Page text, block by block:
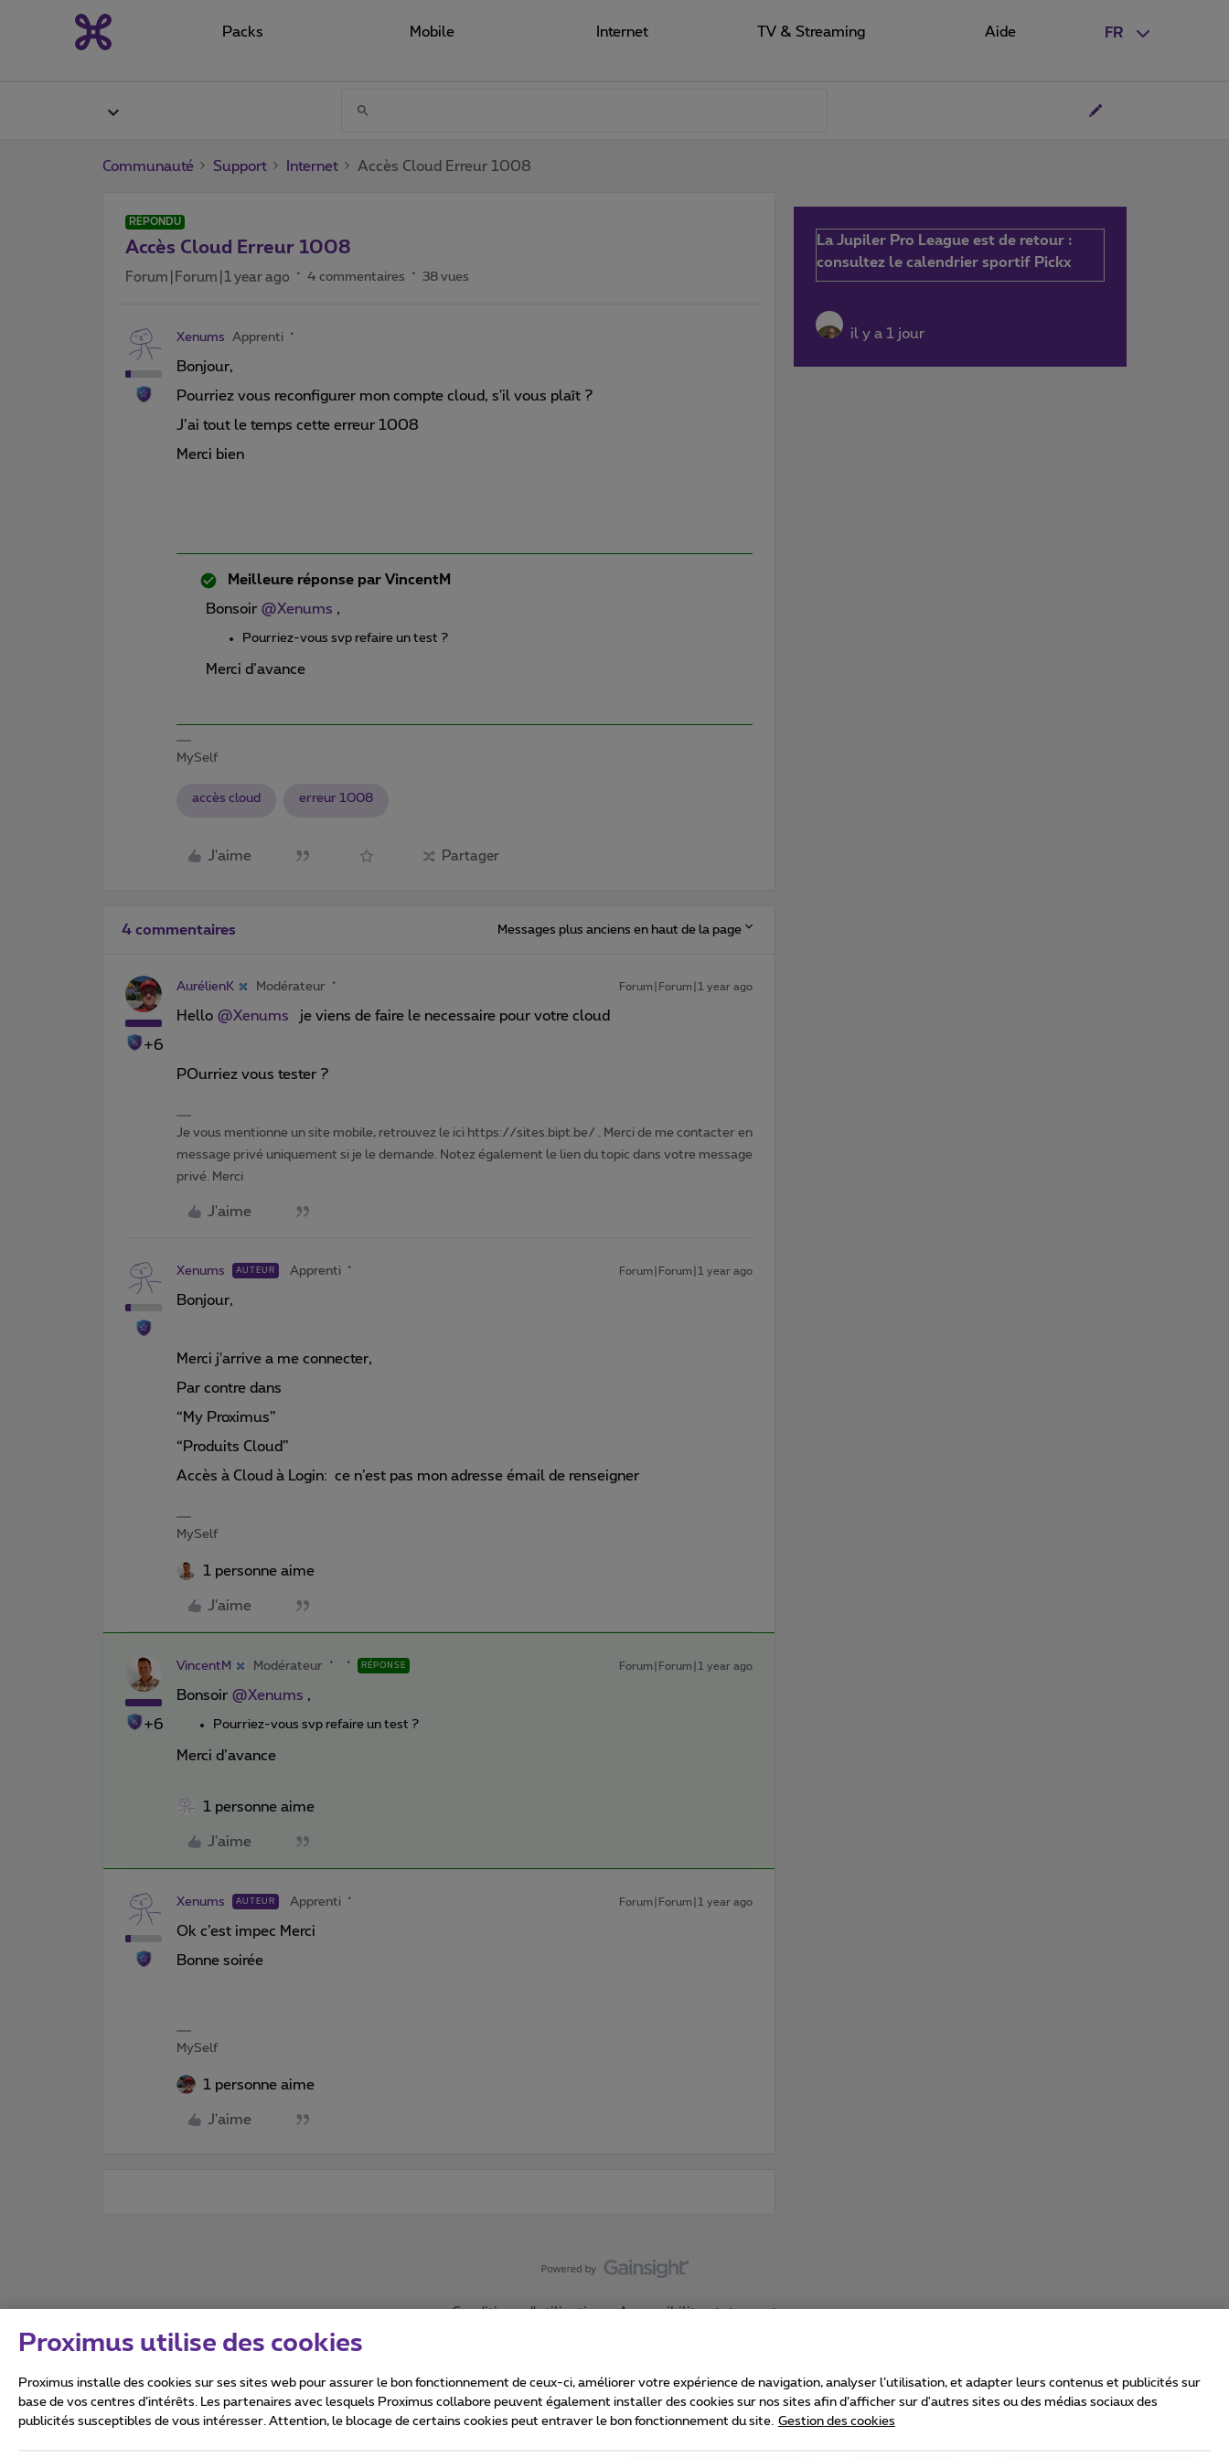
FR
Packs Mobile Internet TV & Streaming Aide
Communauté Support Internet Accès Cloud Erreur 1008
RÉPONDU
Accès Cloud Erreur 1008
Forum|Forum|1 year ago 4 commentaires 38 vues
Xenums Apprenti
Bonjour,
Pourriez vous reconfigurer mon compte cloud, s'il vous plaît ?
J’ai tout le temps cette erreur 1008
Merci bien
Meilleure réponse par VincentM
Bonsoir ​ @Xenums ,
Pourriez-vous svp refaire un test ?
Merci d’avance
MySelf
accès cloud erreur 1008
J'aime Partager
4 commentaires Messages plus anciens en haut de la page
+6
AurélienK Modérateur Forum|Forum|1 year ago
Hello ​ @Xenums je viens de faire le necessaire pour votre cloud
POurriez vous tester ?
Je vous mentionne un site mobile, retrouvez le ici https://sites.bipt.be/ . Merci de me contacter en
message privé uniquement si je le demande. Notez également le lien du topic dans votre message
privé. Merci
J'aime
Xenums AUTEUR Apprenti Forum|Forum|1 year ago
Bonjour,
Merci j'arrive a me connecter,
Par contre dans
“My Proximus”
“Produits Cloud”
Accès à Cloud à Login: ce n’est pas mon adresse émail de renseigner
MySelf
1 personne aime
J'aime
+6
VincentM Modérateur RÉPONSE Forum|Forum|1 year ago
Bonsoir ​ @Xenums ,
Pourriez-vous svp refaire un test ?
Merci d’avance
1 personne aime
J'aime
Xenums AUTEUR Apprenti Forum|Forum|1 year ago
Ok c’est impec Merci
Bonne soirée
MySelf
1 personne aime
J'aime
La Jupiler Pro League est de retour :
consultez le calendrier sportif Pickx
il y a 1 jour
Conditions d'utilisation Accessibility statement
Tous droits réservés. ©2026Proximus
Proximus utilise des cookies
Proximus installe des cookies sur ses sites web pour assurer le bon fonctionnement de ceux-ci, améliorer votre expérience de navigation, analyser l’utilisation, et adapter leurs contenus et publicités sur
base de vos centres d’intérêts. Les partenaires avec lesquels Proximus collabore peuvent également installer des cookies sur nos sites afin d’afficher sur d'autres sites ou des médias sociaux des
publicités susceptibles de vous intéresser. Attention, le blocage de certains cookies peut entraver le bon fonctionnement du site. Gestion des cookies